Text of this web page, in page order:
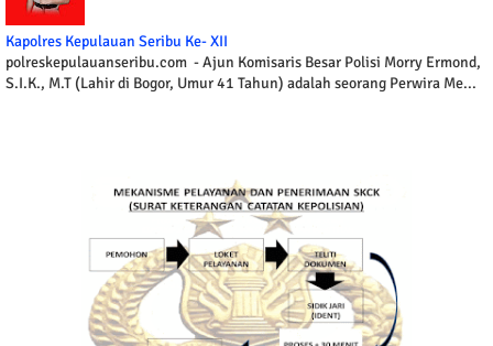
Kapolres Kepulauan Seribu Ke- XII
polreskepulauanseribu.com - Ajun Komisaris Besar Polisi Morry Ermond,
S.I.K., M.T (Lahir di Bogor, Umur 41 Tahun) adalah seorang Perwira Me...